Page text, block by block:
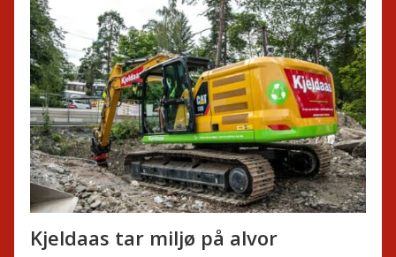
Kjeldaas tar miljø på alvor